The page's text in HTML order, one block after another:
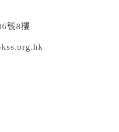
號8樓